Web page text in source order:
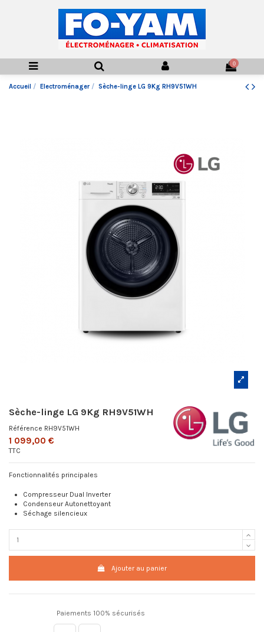
0
Accueil Electroménager Sèche-linge LG 9Kg RH9V51WH
Sèche-linge LG 9Kg RH9V51WH
Référence RH9V51WH
1 099,00 €
TTC
Fonctionnalités principales
Compresseur Dual Inverter
Condenseur Autonettoyant
Séchage silencieux
Ajouter au panier
Paiements 100% sécurisés